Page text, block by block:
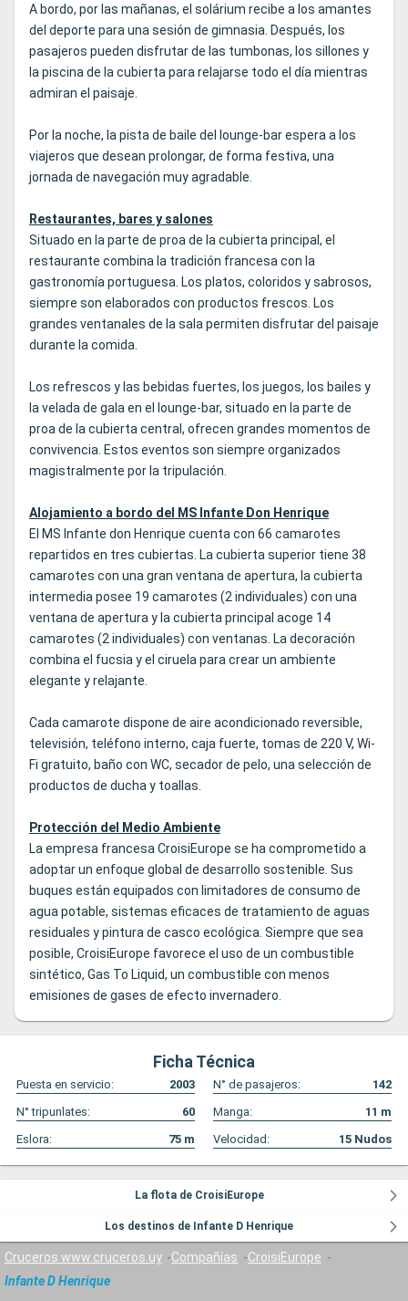
A bordo, por las mañanas, el solárium recibe a los amantes
del deporte para una sesión de gimnasia. Después, los
pasajeros pueden disfrutar de las tumbonas, los sillones y
la piscina de la cubierta para relajarse todo el día mientras
admiran el paisaje.
Por la noche, la pista de baile del lounge-bar espera a los
viajeros que desean prolongar, de forma festiva, una
jornada de navegación muy agradable.
Restaurantes, bares y salones
Situado en la parte de proa de la cubierta principal, el
restaurante combina la tradición francesa con la
gastronomía portuguesa. Los platos, coloridos y sabrosos,
siempre son elaborados con productos frescos. Los
grandes ventanales de la sala permiten disfrutar del paisaje
durante la comida.
Los refrescos y las bebidas fuertes, los juegos, los bailes y
la velada de gala en el lounge-bar, situado en la parte de
proa de la cubierta central, ofrecen grandes momentos de
convivencia. Estos eventos son siempre organizados
magistralmente por la tripulación.
Alojamiento a bordo del MS Infante Don Henrique
El MS Infante don Henrique cuenta con 66 camarotes
repartidos en tres cubiertas. La cubierta superior tiene 38
camarotes con una gran ventana de apertura, la cubierta
intermedia posee 19 camarotes (2 individuales) con una
ventana de apertura y la cubierta principal acoge 14
camarotes (2 individuales) con ventanas. La decoración
combina el fucsia y el ciruela para crear un ambiente
elegante y relajante.
Cada camarote dispone de aire acondicionado reversible,
televisión, teléfono interno, caja fuerte, tomas de 220 V, Wi-
Fi gratuito, baño con WC, secador de pelo, una selección de
productos de ducha y toallas.
Protección del Medio Ambiente
La empresa francesa CroisiEurope se ha comprometido a
adoptar un enfoque global de desarrollo sostenible. Sus
buques están equipados con limitadores de consumo de
agua potable, sistemas eficaces de tratamiento de aguas
residuales y pintura de casco ecológica. Siempre que sea
posible, CroisiEurope favorece el uso de un combustible
sintético, Gas To Liquid, un combustible con menos
emisiones de gases de efecto invernadero.
Ficha Técnica
Puesta en servicio: 2003 N° de pasajeros:
142
N° tripunlates:
60 Manga: 11 m
Eslora:
75 m Velocidad: 15 Nudos
La flota de CroisiEurope
Los destinos de Infante D Henrique
Cruceros www.cruceros.uy Compañías
CroisiEurope
Infante D Henrique